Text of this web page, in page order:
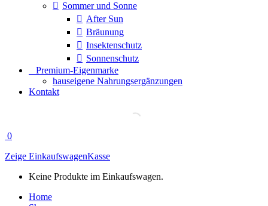
Sommer und Sonne
After Sun
Bräunung
Insektenschutz
Sonnenschutz
⠀​Premium-Eigenmarke
hauseigene Nahrungsergänzungen
Kontakt
0
Zeige EinkaufswagenKasse
Keine Produkte im Einkaufswagen.
Home